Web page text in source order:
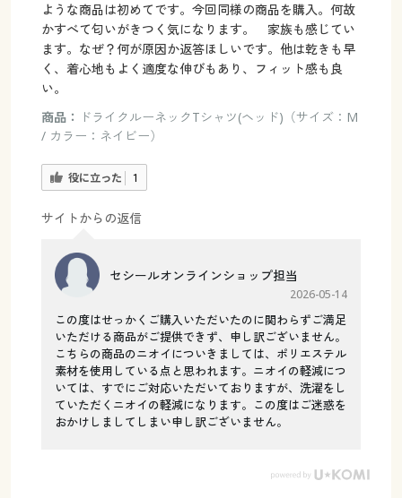
ような商品は初めてです。今回同様の商品を購入。何故
かすべて匂いがきつく気になります。 家族も感じてい
ます。なぜ？何が原因か返答ほしいです。他は乾きも早
く、着心地もよく適度な伸びもあり、フィット感も良
い。
商品：
ドライクルーネックTシャツ(ヘッド)（サイズ：M
/ カラー：ネイビー）
役に立った 1
サイトからの返信
セシールオンラインショップ担当
2026-05-14
この度はせっかくご購入いただいたのに関わらずご満足
いただける商品がご提供できず、申し訳ございません。
こちらの商品のニオイについきましては、ポリエステル
素材を使用している点と思われます。ニオイの軽減につ
いては、すでにご対応いただいておりますが、洗濯をし
ていただくニオイの軽減になります。この度はご迷惑を
おかけしましてしまい申し訳ございません。